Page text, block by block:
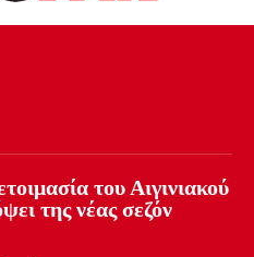
του Αιγινιακού
της νέας σεζόν